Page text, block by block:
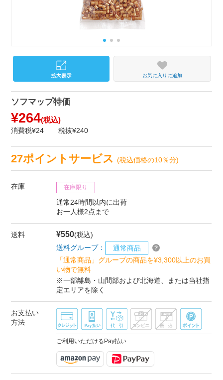
お気に入りに追加
ソフマップ特価
¥264(税込)
消費税¥24 税抜¥240
27ポイントサービス(税込価格の10％分)
在庫 在庫限り
通常24時間以内に出荷
お一人様2点まで
送料 ¥550(税込)
送料グループ：
通常商品
「通常商品」グループの商品を¥3,300以上のお買
い物で無料
※一部離島・山間部および北海道、または当社指
定エリアを除く
お支払い
方法
ご利用いただけるPay払い